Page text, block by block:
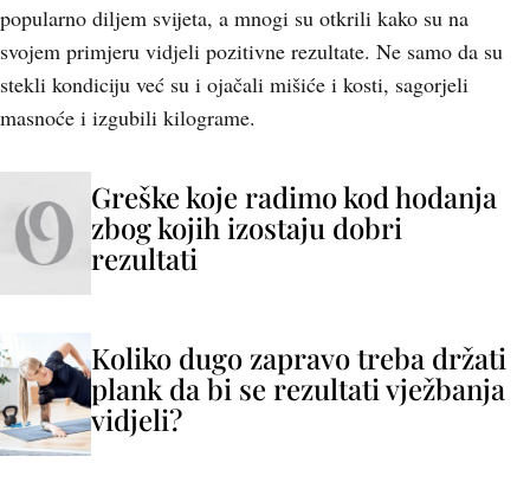
popularno diljem svijeta, a mnogi su otkrili kako su na
svojem primjeru vidjeli pozitivne rezultate. Ne samo da su
stekli kondiciju već su i ojačali mišiće i kosti, sagorjeli
masnoće i izgubili kilograme.
Greške koje radimo kod hodanja
zbog kojih izostaju dobri
rezultati
Koliko dugo zapravo treba držati
plank da bi se rezultati vježbanja
vidjeli?